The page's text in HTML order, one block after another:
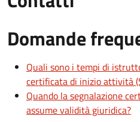
Domande
Quali sono i tempi di
certificata di inizio attività
Quando la segnalazione
assume validità giuridica?